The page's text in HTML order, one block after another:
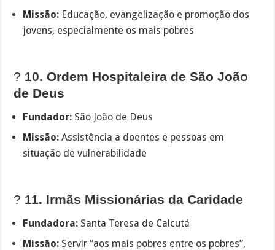
Missão: Educação, evangelização e promoção dos
jovens, especialmente os mais pobres
? 10. Ordem Hospitaleira de São João
de Deus
Fundador: São João de Deus
Missão: Assistência a doentes e pessoas em
situação de vulnerabilidade
? 11. Irmãs Missionárias da Caridade
Fundadora: Santa Teresa de Calcutá
Missão: Servir “aos mais pobres entre os pobres”,